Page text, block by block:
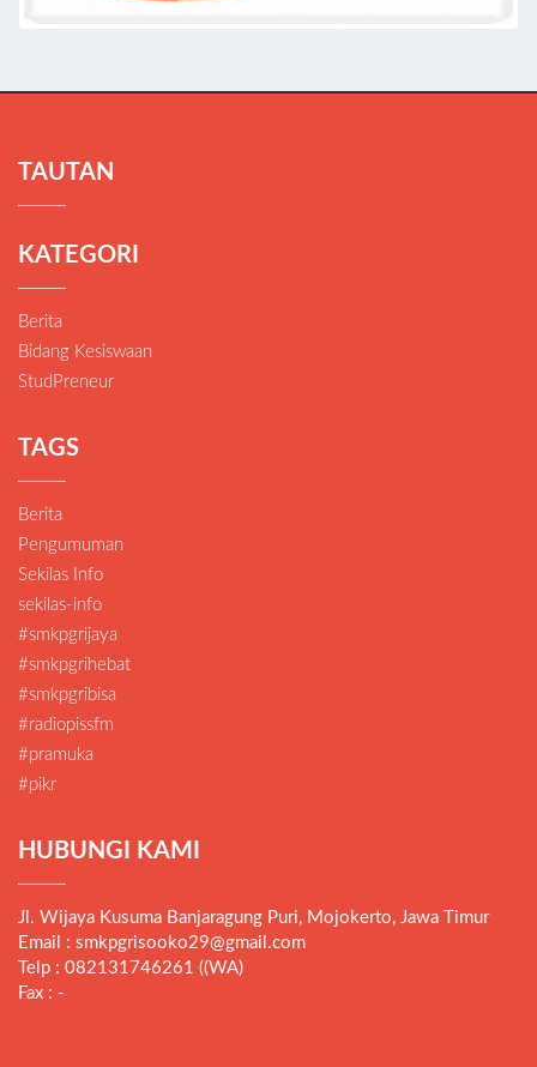
TAUTAN
KATEGORI
Berita
Bidang Kesiswaan
StudPreneur
TAGS
Berita
Pengumuman
Sekilas Info
sekilas-info
#smkpgrijaya
#smkpgrihebat
#smkpgribisa
#radiopissfm
#pramuka
#pikr
HUBUNGI KAMI
Jl. Wijaya Kusuma Banjaragung Puri, Mojokerto, Jawa Timur
Email : smkpgrisooko29@gmail.com
Telp : 082131746261 ((WA)
Fax : -